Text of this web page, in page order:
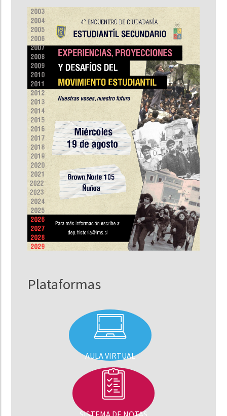
Plataformas
AULA VIRTUAL
SISTEMA DE NOTAS